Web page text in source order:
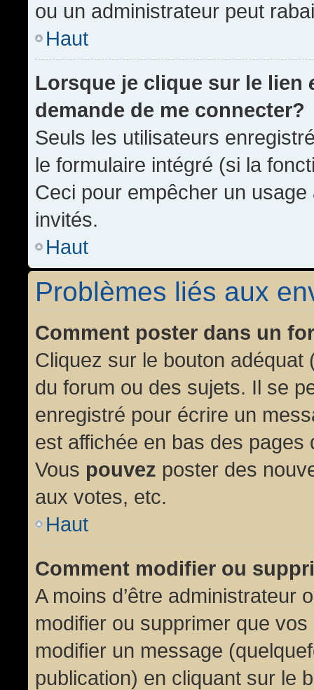
ou un administrateur peut
Haut
Lorsque je clique sur le lien
demande de me connecter?
Seuls les utilisateurs
le formulaire intégré (si la
Ceci pour empêcher un
invités.
Haut
Problèmes liés aux
Comment poster dans un
Cliquez sur le bouton
du forum ou des sujets. Il se
enregistré pour écrire un
est affichée en bas des
Vous pouvez poster des
aux votes, etc.
Haut
Comment modifier ou
A moins d’être administrateur
modifier ou supprimer que
modifier un message
publication) en cliquant sur le